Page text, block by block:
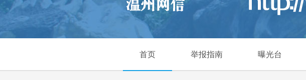
首页 举报指南 曝光台